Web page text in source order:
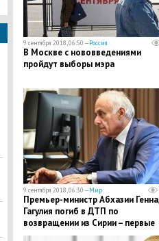
9 сентября 2018, 06:50 —Россия
В Москве с нововведениями
пройдут выборы мэра
9 сентября 2018, 06:30 —Мир
Премьер-министр Абхазии
Гагулия погиб в ДТП по
возвращении из Сирии – первые
подробности